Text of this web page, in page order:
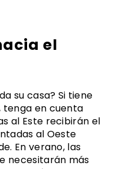
el
su casa? Si tiene
tenga en cuenta
al Este recibirán el
al Oeste
En verano, las
necesitarán más